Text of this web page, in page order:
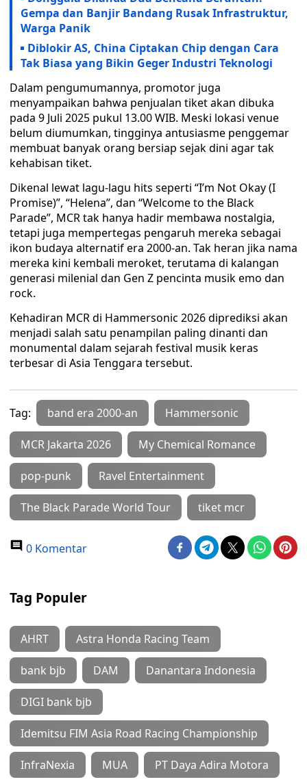
Gempa dan Banjir Bandang Rusak Infrastruktur,
Warga Panik
Diblokir AS, China Ciptakan Chip dengan Cara
Tak Biasa yang Bikin Geger Industri Teknologi
Dalam pengumumannya, promotor juga
menyampaikan bahwa penjualan tiket akan dibuka
pada 9 Juli 2025 pukul 13.00 WIB. Meski lokasi venue
belum diumumkan, tingginya antusiasme penggemar
membuat banyak orang bersiap sejak dini agar tak
kehabisan tiket.
Dikenal lewat lagu-lagu hits seperti “I’m Not Okay (I
Promise)”, “Helena”, dan “Welcome to the Black
Parade”, MCR tak hanya hadir membawa nostalgia,
tetapi juga mempertegas pengaruh mereka sebagai
ikon budaya alternatif era 2000-an. Tak heran jika nama
mereka kini kembali meroket, terutama di kalangan
generasi milenial dan Gen Z pencinta musik emo dan
rock.
Kehadiran MCR di Hammersonic 2026 diprediksi akan
menjadi salah satu penampilan paling dinanti dan
monumental dalam sejarah festival musik keras
terbesar di Asia Tenggara tersebut.
Tag: band era 2000-an Hammersonic
MCR Jakarta 2026 My Chemical Romance
pop-punk Ravel Entertainment
The Black Parade World Tour tiket mcr
0 Komentar
Tag Populer
AHRT Astra Honda Racing Team
bank bjb DAM Danantara Indonesia
DIGI bank bjb
Idemitsu FIM Asia Road Racing Championship
InfraNexia MUA PT Daya Adira Motora